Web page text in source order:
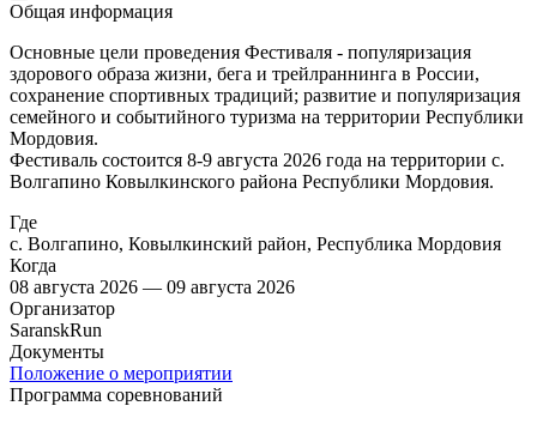
Общая информация
Основные цели проведения Фестиваля - популяризация
здорового образа жизни, бега и трейлраннинга в России,
сохранение спортивных традиций; развитие и популяризация
семейного и событийного туризма на территории Республики
Мордовия.
Фестиваль состоится 8-9 августа 2026 года на территории с.
Волгапино Ковылкинского района Республики Мордовия.
Где
с. Волгапино, Ковылкинский район, Республика Мордовия
Когда
08 августа 2026 — 09 августа 2026
Организатор
SaranskRun
Документы
Положение о мероприятии
Программа соревнований